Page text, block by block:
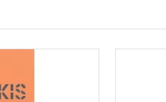
VARUFAKIS
390 Kč